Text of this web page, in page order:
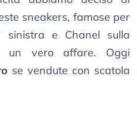
sneakers, famose per
sinistra e Chanel sulla
un vero affare. Oggi
se vendute con scatola